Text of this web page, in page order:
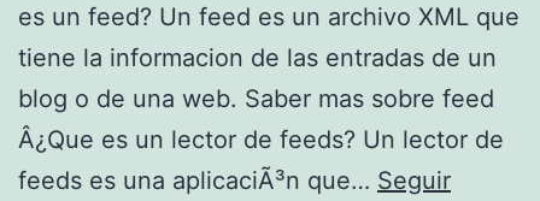
c
i
o
n
e
es un feed? Un feed es un archivo XML que
tiene la informacion de las entradas de un
blog o de una web. Saber mas sobre feed
Â¿Que es un lector de feeds? Un lector de
feeds es una aplicaciÃ³n que… Seguir